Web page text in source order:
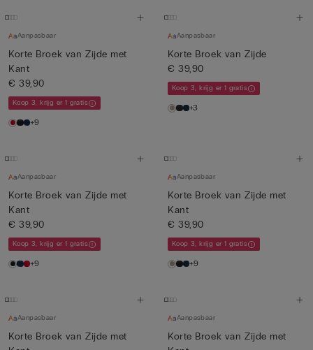
Aanpasbaar
Korte Broek van Zijde met
Kant
€ 39,90
Koop 3, krijg er 1 gratis
+9
Aanpasbaar
Korte Broek van Zijde
€ 39,90
Koop 3, krijg er 1 gratis
+3
Aanpasbaar
Korte Broek van Zijde met
Kant
€ 39,90
Koop 3, krijg er 1 gratis
+9
Aanpasbaar
Korte Broek van Zijde met
Kant
€ 39,90
Koop 3, krijg er 1 gratis
+9
Aanpasbaar
Korte Broek van Zijde met
Aanpasbaar
Korte Broek van Zijde met